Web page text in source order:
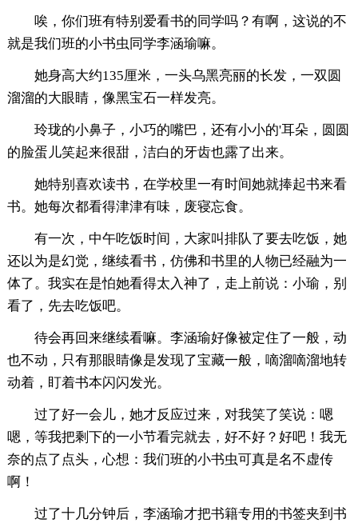
唉，你们班有特别爱看书的同学吗？有啊，这说的不
就是我们班的小书虫同学李涵瑜嘛。
她身高大约135厘米，一头乌黑亮丽的长发，一双圆
溜溜的大眼睛，像黑宝石一样发亮。
玲珑的小鼻子，小巧的嘴巴，还有小小的'耳朵，圆圆
的脸蛋儿笑起来很甜，洁白的牙齿也露了出来。
她特别喜欢读书，在学校里一有时间她就捧起书来看
书。她每次都看得津津有味，废寝忘食。
有一次，中午吃饭时间，大家叫排队了要去吃饭，她
还以为是幻觉，继续看书，仿佛和书里的人物已经融为一
体了。我实在是怕她看得太入神了，走上前说：小瑜，别
看了，先去吃饭吧。
待会再回来继续看嘛。李涵瑜好像被定住了一般，动
也不动，只有那眼睛像是发现了宝藏一般，嘀溜嘀溜地转
动着，盯着书本闪闪发光。
过了好一会儿，她才反应过来，对我笑了笑说：嗯
嗯，等我把剩下的一小节看完就去，好不好？好吧！我无
奈的点了点头，心想：我们班的小书虫可真是名不虚传
啊！
过了十几分钟后，李涵瑜才把书籍专用的书签夹到书